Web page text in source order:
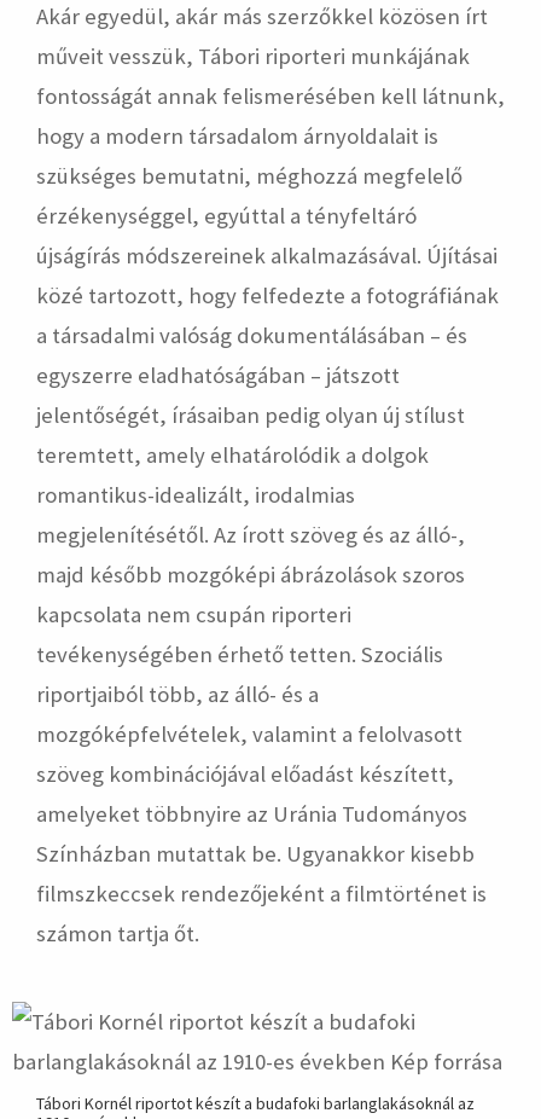
Akár egyedül, akár más szerzőkkel közösen írt
műveit vesszük, Tábori riporteri munkájának
fontosságát annak felismerésében kell látnunk,
hogy a modern társadalom árnyoldalait is
szükséges bemutatni, méghozzá megfelelő
érzékenységgel, egyúttal a tényfeltáró
újságírás módszereinek alkalmazásával. Újításai
közé tartozott, hogy felfedezte a fotográfiának
a társadalmi valóság dokumentálásában – és
egyszerre eladhatóságában – játszott
jelentőségét, írásaiban pedig olyan új stílust
teremtett, amely elhatárolódik a dolgok
romantikus-idealizált, irodalmias
megjelenítésétől. Az írott szöveg és az álló-,
majd később mozgóképi ábrázolások szoros
kapcsolata nem csupán riporteri
tevékenységében érhető tetten. Szociális
riportjaiból több, az álló- és a
mozgóképfelvételek, valamint a felolvasott
szöveg kombinációjával előadást készített,
amelyeket többnyire az Uránia Tudományos
Színházban mutattak be. Ugyanakkor kisebb
filmszkeccsek rendezőjeként a filmtörténet is
számon tartja őt.
Tábori Kornél riportot készít a budafoki barlanglakásoknál az